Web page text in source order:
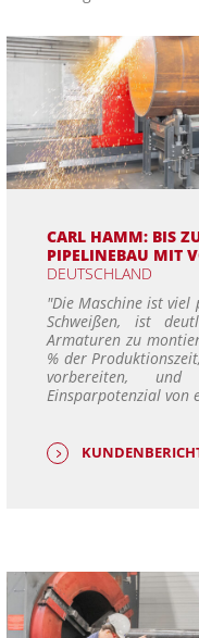
CARL HAMM: BIS
PIPELINEBAU MIT
DEUTSCHLAND
"Die Maschine ist
Schweißen, ist
Armaturen zu
% der
vorbereiten,
Einsparpotenzial von